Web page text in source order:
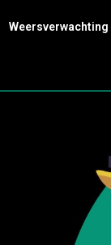
Weersverwachting